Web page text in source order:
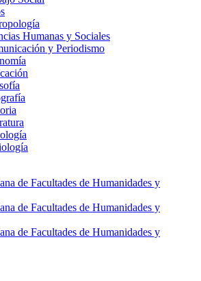
Humanas y Sociales
y Periodismo